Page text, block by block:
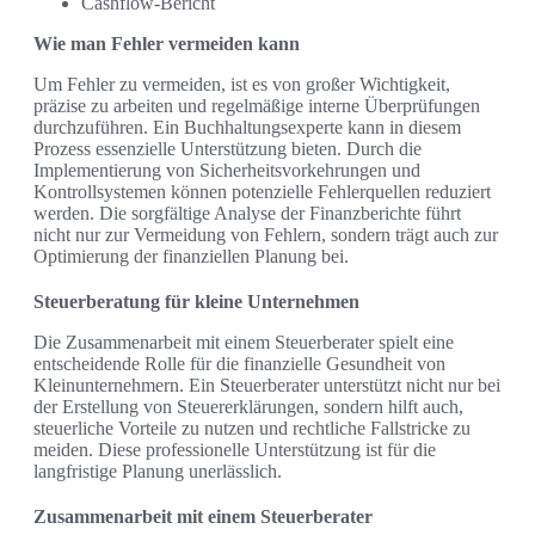
Wie man Fehler vermeiden kann
Um Fehler zu vermeiden, ist es von großer Wichtigkeit,
präzise zu arbeiten und regelmäßige interne Überprüfungen
durchzuführen. Ein Buchhaltungsexperte kann in diesem
Prozess essenzielle Unterstützung bieten. Durch die
Implementierung von Sicherheitsvorkehrungen und
Kontrollsystemen können potenzielle Fehlerquellen reduziert
werden. Die sorgfältige Analyse der Finanzberichte führt
nicht nur zur Vermeidung von Fehlern, sondern trägt auch zur
Optimierung der finanziellen Planung bei.
Steuerberatung für kleine Unternehmen
Die Zusammenarbeit mit einem Steuerberater spielt eine
entscheidende Rolle für die finanzielle Gesundheit von
Kleinunternehmern. Ein Steuerberater unterstützt nicht nur bei
der Erstellung von Steuererklärungen, sondern hilft auch,
steuerliche Vorteile zu nutzen und rechtliche Fallstricke zu
meiden. Diese professionelle Unterstützung ist für die
langfristige Planung unerlässlich.
Zusammenarbeit mit einem Steuerberater